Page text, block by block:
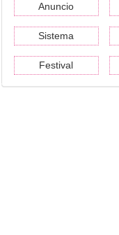
Anuncio
Sistema
Festival